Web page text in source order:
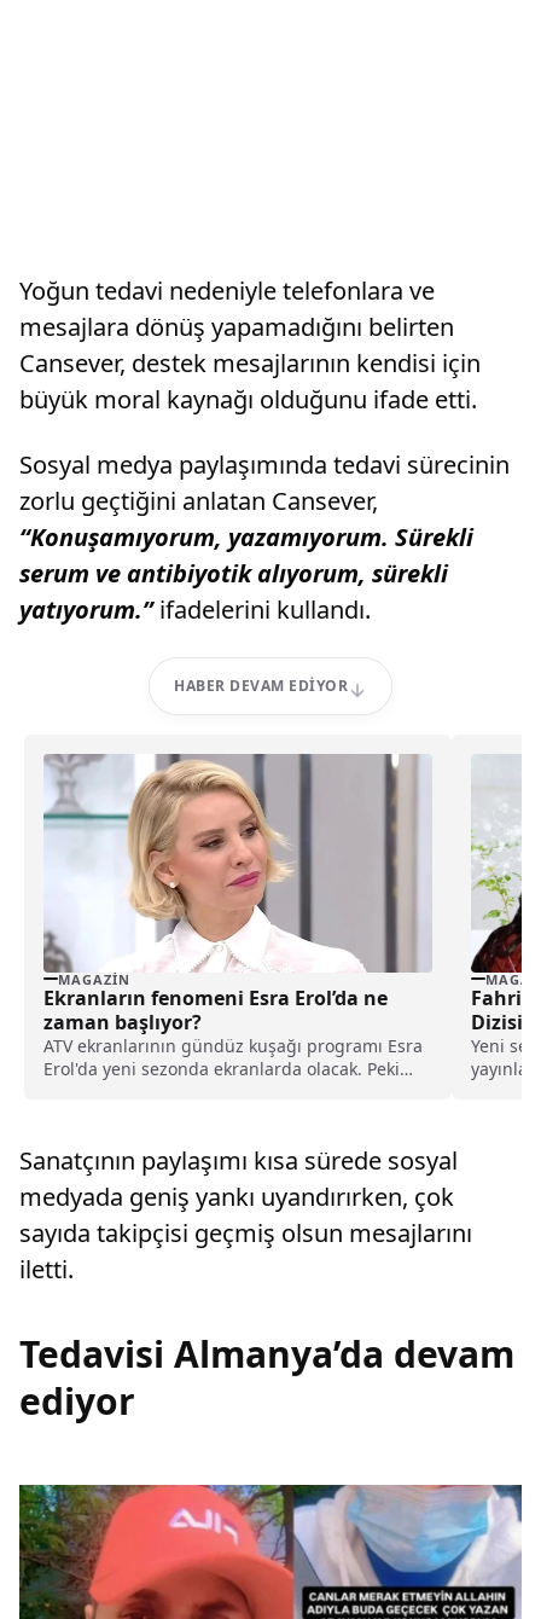
Yoğun tedavi nedeniyle telefonlara ve
mesajlara dönüş yapamadığını belirten
Cansever, destek mesajlarının kendisi için
büyük moral kaynağı olduğunu ifade etti.
Sosyal medya paylaşımında tedavi sürecinin
zorlu geçtiğini anlatan Cansever,
“Konuşamıyorum, yazamıyorum. Sürekli
serum ve antibiyotik alıyorum, sürekli
yatıyorum.”ifadelerini kullandı.
HABER DEVAM EDIYOR
MAGAZIN
Ekranların fenomeni Esra Erol’da ne
zaman başlıyor?
ATV ekranlarının gündüz kuşağı programı Esra
Erol'da yeni sezonda ekranlarda olacak. Peki
Yeni
Sanatçının paylaşımı kısa sürede sosyal
medyada geniş yankı uyandırırken, çok
sayıda takipçisi geçmiş olsun mesajlarını
iletti.
Tedavisi Almanya’da devam
ediyor